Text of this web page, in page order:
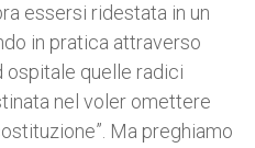
essersi ridestata in un
in pratica attraverso
ospitale quelle radici
nel voler omettere
Ma preghiamo